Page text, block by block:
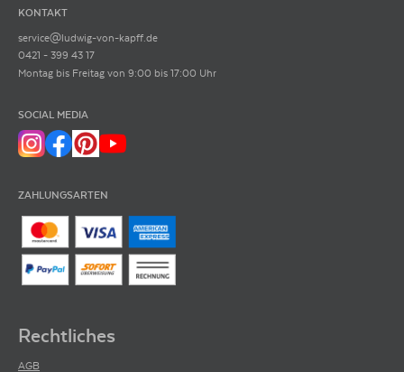
KONTAKT
service@ludwig-von-kapff.de
0421 - 399 43 17
Montag bis Freitag von 9:00 bis 17:00 Uhr
SOCIAL MEDIA
ZAHLUNGSARTEN
Rechtliches
AGB